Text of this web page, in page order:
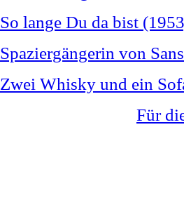
So lange Du da bist
Spaziergängerin von
Zwei Whisky und ein
Für